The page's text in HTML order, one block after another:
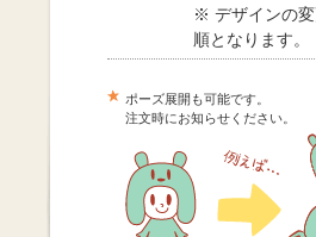
※ デザインの
順となります。
ポーズ展開も可能です。
注文時にお知らせください。